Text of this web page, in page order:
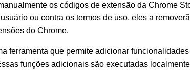
os códigos de extensão da Chrome
ou contra os termos de uso, eles a
do Chrome.
ferramenta que permite adicionar
funções adicionais são executadas